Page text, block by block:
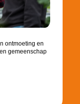
ontmoeting en
gemeenschap